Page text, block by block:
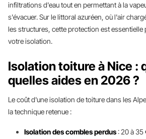
infiltrations d'eau tout en permettant à la
s'évacuer. Sur le littoral azuréen, où l'air
les structures, cette protection est essentielle
votre isolation.
Isolation toiture à Nice :
quelles aides en 2026 ?
Le coût d'une isolation de toiture dans les
la technique retenue :
Isolation des combles perdus: 20 à 35